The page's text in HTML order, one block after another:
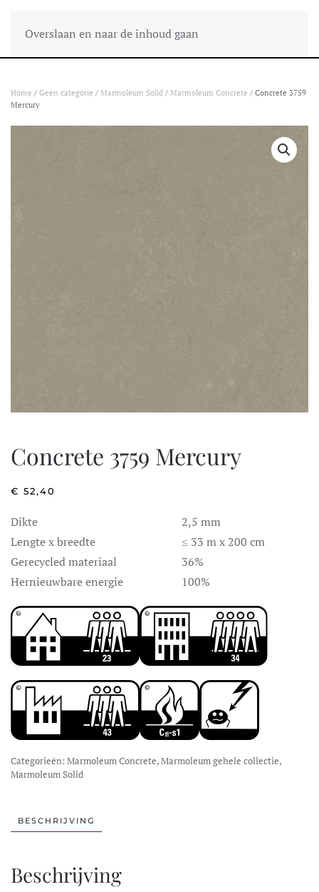
Overslaan en naar de inhoud gaan
Home / Geen categorie / Marmoleum Solid / Marmoleum Concrete / Concrete 3759
Mercury
Concrete 3759 Mercury
€ 52,40
Dikte
2,5 mm
Lengte x breedte
≤ 33 m x 200 cm
Gerecycled materiaal
36%
Hernieuwbare energie
100%
Categorieën: Marmoleum Concrete,Marmoleum gehele collectie,
Marmoleum Solid
BESCHRIJVING
Beschrijving